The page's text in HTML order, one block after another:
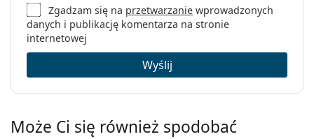
Zgadzam się na przetwarzanie wprowadzonych
danych i publikację komentarza na stronie
internetowej
Wyślij
Może Ci się również spodobać